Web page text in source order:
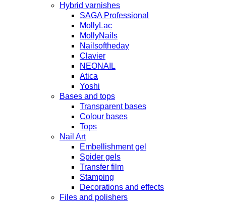
Hybrid varnishes
SAGA Professional
MollyLac
MollyNails
Nailsoftheday
Clavier
NEONAIL
Atica
Yoshi
Bases and tops
Transparent bases
Colour bases
Tops
Nail Art
Embellishment gel
Spider gels
Transfer film
Stamping
Decorations and effects
Files and polishers